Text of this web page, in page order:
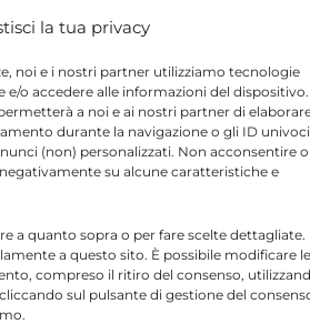
la tua privacy
noi e i nostri partner utilizziamo tecnologie
o accedere alle informazioni del
a noi e ai nostri partner di
durante la navigazione o gli ID univoci
(non) personalizzati. Non acconsentire o
su alcune caratteristiche e
a quanto sopra o per fare scelte dettagliate.
a questo sito. È possibile modificare le
compreso il ritiro del consenso,
sul pulsante di gestione del
della struttura
di consolidamento
la
Il Sindaco: da oggi
prossimi anni possa
anche via Nettuno,
mura di cinta che